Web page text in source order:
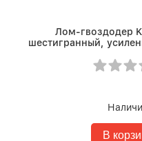
Лом-гвоздодер
шестигранный,
В